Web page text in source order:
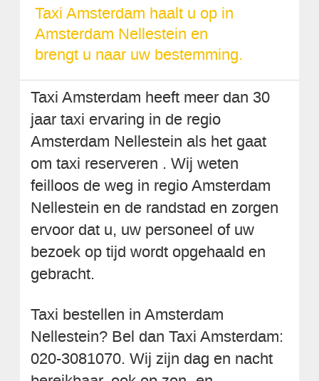
Taxi Amsterdam haalt u op in
Amsterdam Nellestein en
brengt u naar uw bestemming.
Taxi Amsterdam heeft meer dan 30
jaar taxi ervaring in de regio
Amsterdam Nellestein als het gaat
om taxi reserveren . Wij weten
feilloos de weg in regio Amsterdam
Nellestein en de randstad en zorgen
ervoor dat u, uw personeel of uw
bezoek op tijd wordt opgehaald en
gebracht.
Taxi bestellen in Amsterdam
Nellestein? Bel dan Taxi Amsterdam:
020-3081070. Wij zijn dag en nacht